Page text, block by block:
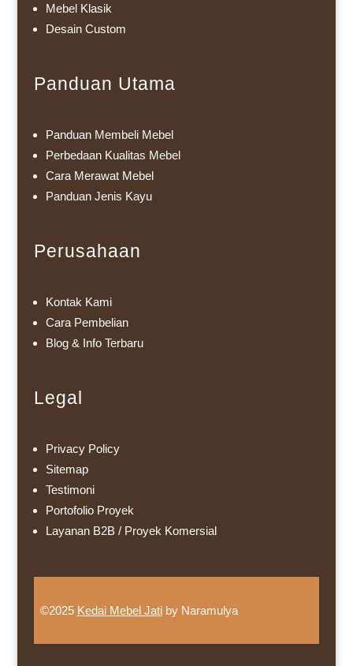
Mebel Klasik
Desain Custom
Panduan Utama
Panduan Membeli Mebel
Perbedaan Kualitas Mebel
Cara Merawat Mebel
Panduan Jenis Kayu
Perusahaan
Kontak Kami
Cara Pembelian
Blog & Info Terbaru
Legal
Privacy Policy
Sitemap
Testimoni
Portofolio Proyek
Layanan B2B / Proyek Komersial
©2025 Kedai Mebel Jatiby Naramulya